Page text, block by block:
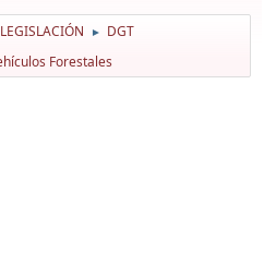
LEGISLACIÓN ► DGT
Forestales